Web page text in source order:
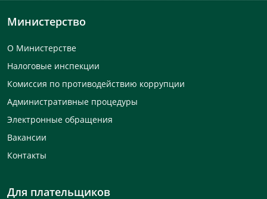
Министерство
О Министерстве
Налоговые инспекции
Комиссия по противодействию коррупции
Административные процедуры
Электронные обращения
Вакансии
Контакты
Для плательщиков